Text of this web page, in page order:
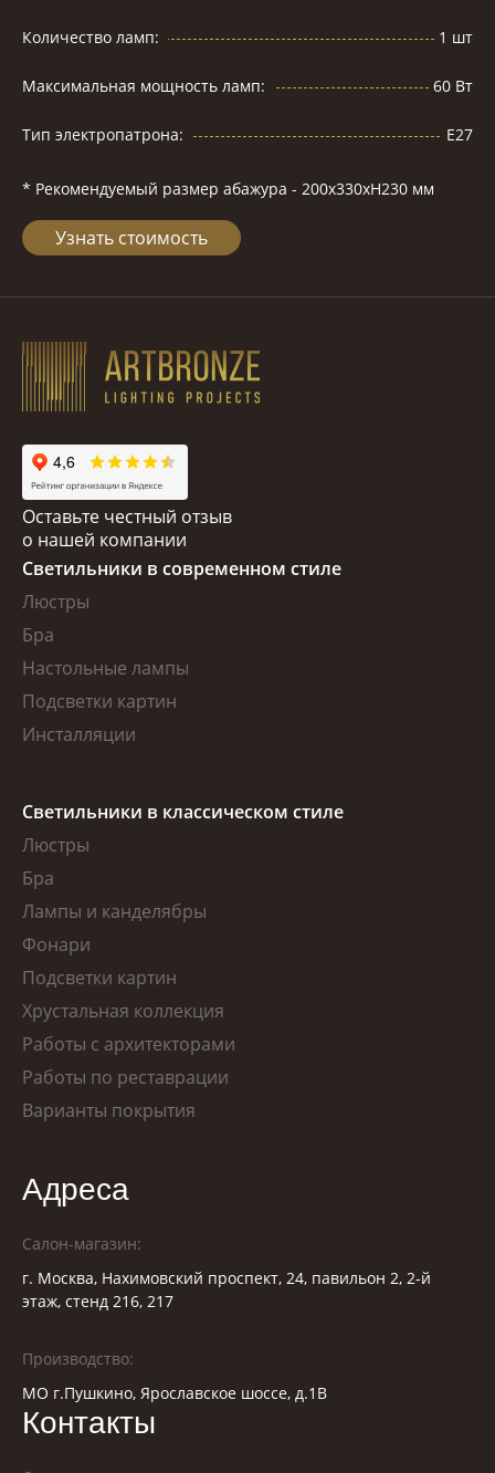
Количество ламп: 1 шт
Максимальная мощность ламп: 60 Вт
Тип электропатрона: Е27
* Рекомендуемый размер абажура - 200х330хH230 мм
Узнать стоимость
Оставьте честный отзыв
о нашей компании
Светильники в современном стиле
Люстры
Бра
Настольные лампы
Подсветки картин
Инсталляции
Светильники в классическом стиле
Люстры
Бра
Лампы и канделябры
Фонари
Подсветки картин
Хрустальная коллекция
Работы с архитекторами
Работы по реставрации
Варианты покрытия
Адреса
Салон-магазин:
г. Москва, Нахимовский проспект, 24, павильон 2, 2-й
этаж, стенд 216, 217
Производство:
МО г.Пушкино, Ярославское шоссе, д.1В
Контакты